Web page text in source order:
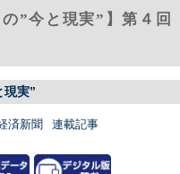
の”今と現実”】第４
現実”
済新聞 連載記事